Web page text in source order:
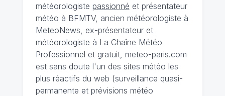
météorologiste passionné et présentateur
météo à BFMTV, ancien météorologiste à
MeteoNews, ex-présentateur et
météorologiste à La Chaîne Météo
Professionnel et gratuit, meteo-paris.com
est sans doute l'un des sites météo les
plus réactifs du web (surveillance quasi-
permanente et prévisions météo